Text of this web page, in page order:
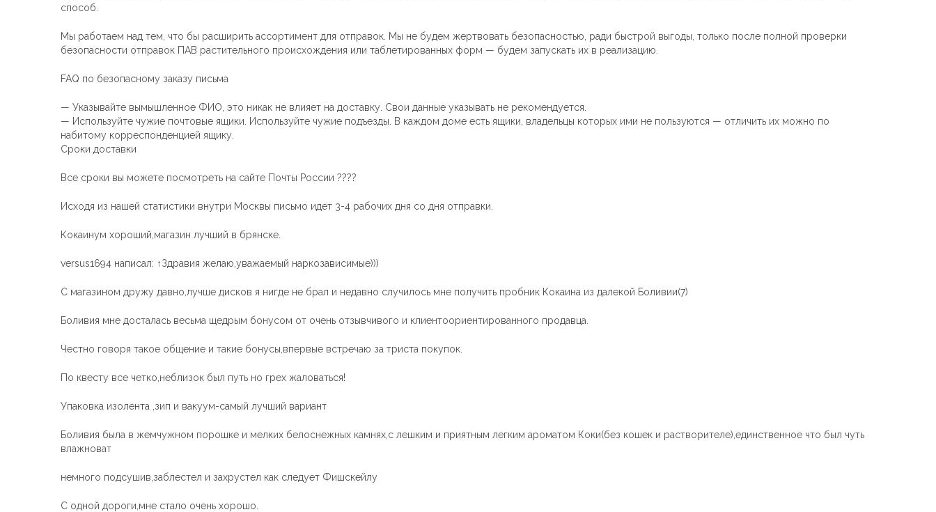
способ.
Мы работаем над тем, что бы расширить ассортимент для отправок. Мы не будем жертвовать безопасностью, ради быстрой выгоды, только после полной проверки
безопасности отправок ПАВ растительного происхождения или таблетированных форм — будем запускать их в реализацию.
FAQ по безопасному заказу письма
— Указывайте вымышленное ФИО, это никак не влияет на доставку. Свои данные указывать не рекомендуется.
— Используйте чужие почтовые ящики. Используйте чужие подъезды. В каждом доме есть ящики, владельцы которых ими не пользуются — отличить их можно по
набитому корреспонденцией ящику.
Сроки доставки
Все сроки вы можете посмотреть на сайте Почты России ????
Исходя из нашей статистики внутри Москвы письмо идет 3-4 рабочих дня со дня отправки.
Кокаинум хороший,магазин лучший в брянске.
versus1694 написал: ↑Здравия желаю,уважаемый наркозависимые)))
С магазином дружу давно,лучше дисков я нигде не брал и недавно случилось мне получить пробник Кокаина из далекой Боливии(7)
Боливия мне досталась весьма щедрым бонусом от очень отзывчивого и клиентоориентированного продавца.
Честно говоря такое общение и такие бонусы,впервые встречаю за триста покупок.
По квесту все четко,неблизок был путь но грех жаловаться!
Упаковка изолента ,зип и вакуум-самый лучший вариант
Боливия была в жемчужном порошке и мелких белоснежных камнях,с лешким и приятным легким ароматом Коки(без кошек и растворителе),единственное что был чуть
влажноват
немного подсушив,заблестел и захрустел как следует Фишскейлу
С одной дороги,мне стало очень хорошо.